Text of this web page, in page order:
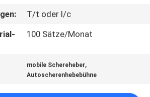
T/t oder l/c
100 Sätze/Monat
mobile Schereheber,
Autoscherenhebebühne